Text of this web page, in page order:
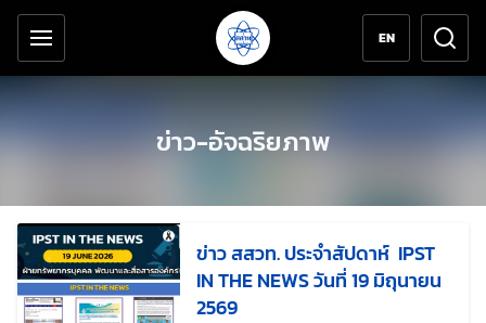
ข้ามไปยังเนื้อหาหลัก
เครื่องมือช่วยเหลือ
EN
ข่าว-อัจฉริยภาพ
ข่าว สสวท. ประจำสัปดาห์ IPST
IN THE NEWS วันที่ 19 มิถุนายน
2569